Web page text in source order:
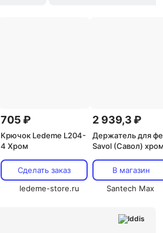
705 ₽
Крючок Ledeme L204-
4 Хром
Сделать заказ
ledeme-store.ru
2 939,3 ₽
Держатель для
Savol (Савол)
В магазин
Santech Max